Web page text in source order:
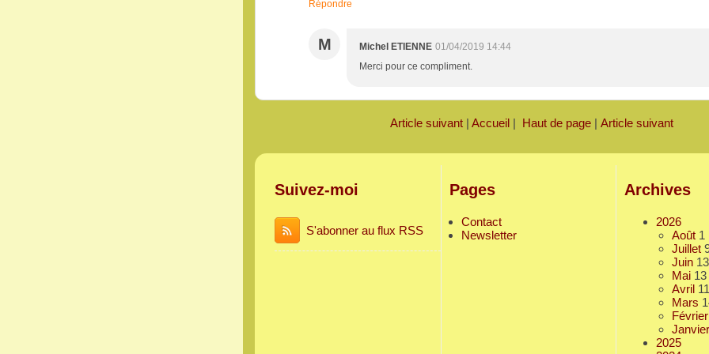
Répondre
M Michel ETIENNE 01/04/2019 14:44
Merci pour ce compliment.
Article suivant | Accueil | Haut de page | Article suivant
Suivez-moi
S'abonner au flux RSS
Pages
Contact
Newsletter
Archives
2026
Août 1
Juillet
Juin 13
Mai 13
Avril 11
Mars
Février
Janvier
2025